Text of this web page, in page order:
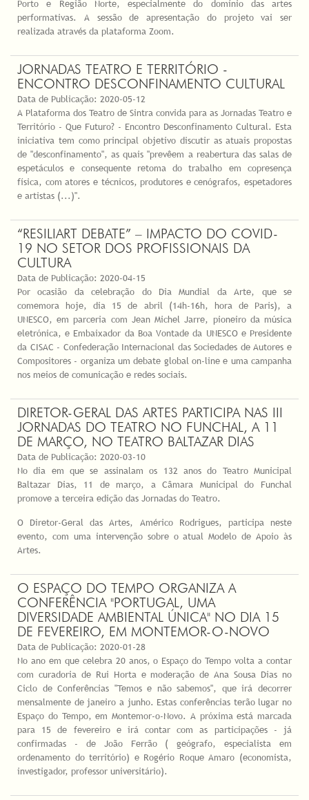
Porto e Região Norte, especialmente do domínio das artes
performativas. A sessão de apresentação do projeto vai ser
realizada através da plataforma Zoom.
JORNADAS TEATRO E TERRITÓRIO -
ENCONTRO DESCONFINAMENTO CULTURAL
Data de Publicação: 2020-05-12
A Plataforma dos Teatro de Sintra convida para as Jornadas Teatro e
Território - Que Futuro? - Encontro Desconfinamento Cultural. Esta
iniciativa tem como principal objetivo discutir as atuais propostas
de "desconfinamento", as quais "prevêem a reabertura das salas de
espetáculos e consequente retoma do trabalho em copresença
física, com atores e técnicos, produtores e cenógrafos, espetadores
e artistas (...)".
“RESILIART DEBATE” – IMPACTO DO COVID-
19 NO SETOR DOS PROFISSIONAIS DA
CULTURA
Data de Publicação: 2020-04-15
Por ocasião da celebração do Dia Mundial da Arte, que se
comemora hoje, dia 15 de abril (14h-16h, hora de Paris), a
UNESCO, em parceria com Jean Michel Jarre, pioneiro da música
eletrónica, e Embaixador da Boa Vontade da UNESCO e Presidente
da CISAC - Confederação Internacional das Sociedades de Autores e
Compositores - organiza um debate global on-line e uma campanha
nos meios de comunicação e redes sociais.
DIRETOR-GERAL DAS ARTES PARTICIPA NAS III
JORNADAS DO TEATRO NO FUNCHAL, A 11
DE MARÇO, NO TEATRO BALTAZAR DIAS
Data de Publicação: 2020-03-10
No dia em que se assinalam os 132 anos do Teatro Municipal
Baltazar Dias, 11 de março, a Câmara Municipal do Funchal
promove a terceira edição das Jornadas do Teatro.
O Diretor-Geral das Artes, Américo Rodrigues, participa neste
evento, com uma intervenção sobre o atual Modelo de Apoio às
Artes.
O ESPAÇO DO TEMPO ORGANIZA A
CONFERÊNCIA "PORTUGAL, UMA
DIVERSIDADE AMBIENTAL ÚNICA" NO DIA 15
DE FEVEREIRO, EM MONTEMOR-O-NOVO
Data de Publicação: 2020-01-28
No ano em que celebra 20 anos, o Espaço do Tempo volta a contar
com curadoria de Rui Horta e moderação de Ana Sousa Dias no
Ciclo de Conferências "Temos e não sabemos", que irá decorrer
mensalmente de janeiro a junho. Estas conferências terão lugar no
Espaço do Tempo, em Montemor-o-Novo. A próxima está marcada
para 15 de fevereiro e irá contar com as participações - já
confirmadas - de João Ferrão ( geógrafo, especialista em
ordenamento do território) e Rogério Roque Amaro (economista,
investigador, professor universitário).